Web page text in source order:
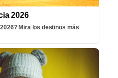
2026
Mira los destinos más